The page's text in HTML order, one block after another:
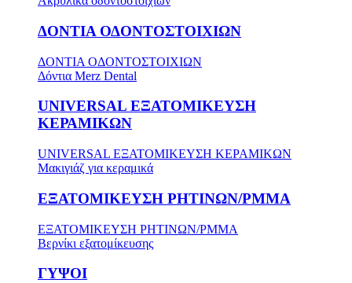
ΔΟΝΤΙΑ ΟΔΟΝΤΟΣΤΟΙΧΙΩΝ
ΔΟΝΤΙΑ ΟΔΟΝΤΟΣΤΟΙΧΙΩΝ
Δόντια Merz Dental
UNIVERSAL ΕΞΑΤΟΜΙΚΕΥΣΗ
ΚΕΡΑΜΙΚΩΝ
UNIVERSAL ΕΞΑΤΟΜΙΚΕΥΣΗ ΚΕΡΑΜΙΚΩΝ
Μακιγιάζ για κεραμικά
ΕΞΑΤΟΜΙΚΕΥΣΗ ΡΗΤΙΝΩΝ/PMMA
ΕΞΑΤΟΜΙΚΕΥΣΗ ΡΗΤΙΝΩΝ/PMMA
Βερνίκι εξατομίκευσης
ΓΥΨΟΙ